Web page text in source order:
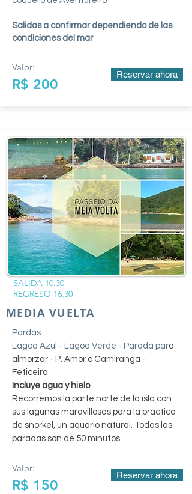
Salidas a confirmar dependiendo de las
condiciones del mar
Valor:
R$ 200
Reservar ahora
SALIDA 10.30 -
REGRESO 16.30
MEDIA VUELTA
Pardas
Lagoa Azul - Lagoa Verde - Parada para
almorzar - P. Amor o Camiranga -
Feticeira
Incluye agua y hielo
Recorremos la parte norte de la isla con
sus lagunas maravillosas para la practica
de snorkel, un aquario natural. Todas las
paradas son de 50 minutos.
Valor:
R$ 150
Reservar ahora